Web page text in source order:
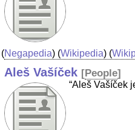
(Negapedia) (Wikipedia) (
Aleš Vašíček [People]
“Aleš Vašíček